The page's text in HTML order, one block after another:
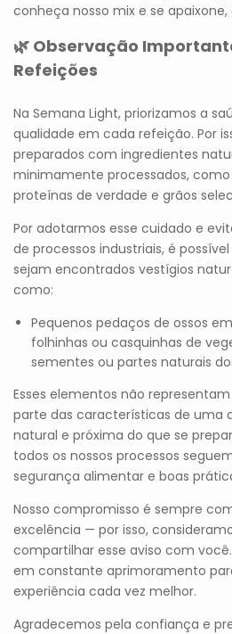
conheça nosso mix e se
🌿 Observação
Refeições
Na Semana Light, priorizamos a
qualidade em cada refeição. Por
preparados com ingredientes
minimamente processados,
proteínas de verdade e grãos
Por adotarmos esse cuidado e
de processos industriais, é
sejam encontrados vestígios
como:
Pequenos pedaços de ossos
folhinhas ou casquinhas de
sementes ou partes naturais
Esses elementos não
parte das características de uma
natural e próxima do que se
todos os nossos processos
segurança alimentar e boas
Nosso compromisso é sempre
excelência — por isso,
compartilhar esse aviso com
em constante aprimoramento
experiência cada vez melhor.
Agradecemos pela confiança e